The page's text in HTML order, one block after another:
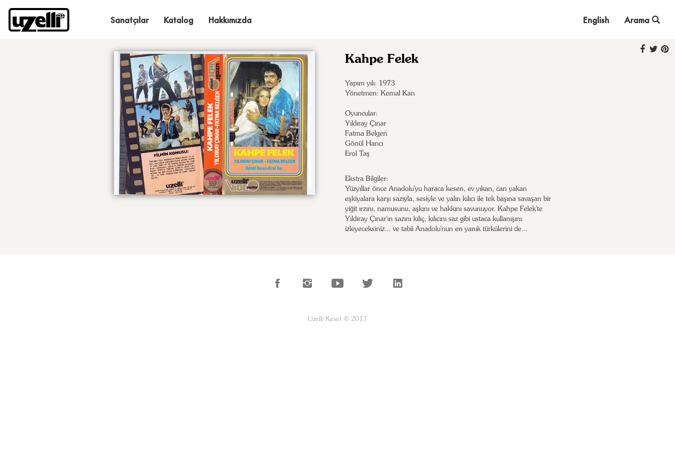
Sanatçılar Katalog Hakkımızda Arama
English
Kahpe Felek
Yapım yılı: 1973
Yönetmen: Kemal Kan
Oyuncular:
Yıldıray Çınar
Fatma Belgen
Gönül Hancı
Erol Taş
Ekstra Bilgiler:
Yüzyıllar önce Anadolu'yu haraca kesen, ev yıkan, can yakan
eşkiyalara karşı sazıyla, sesiyle ve yalın kılıcı ile tek başına savaşan bir
yiğit ırzını, namusunu, aşkını ve hakkını savunuyor. Kahpe Felek'te
Yıldıray Çınar'ın sazını kılıç, kılıcını saz gibi ustaca kullanışını
izleyeceksiniz... ve tabii Anadolu'nun en yanık türkülerini de...
Uzelli Kaset © 2017